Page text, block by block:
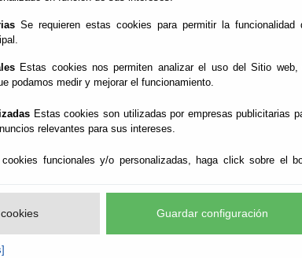
Se requieren estas cookies para permitir la funcionalidad
Estas cookies nos permiten analizar el uso del Sitio web,
podamos medir y mejorar el funcionamiento.
Estas cookies son utilizadas por empresas publicitarias
relevantes para sus intereses.
funcionales y/o personalizadas, haga click sobre el
Guardar configuración